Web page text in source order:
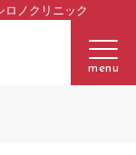
ロノクリニック
menu